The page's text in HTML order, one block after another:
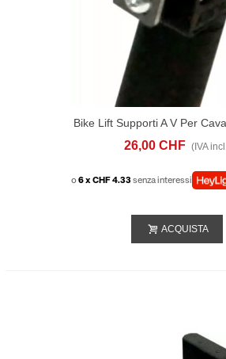
Bike Lift Supporti A V Per
Ice
26,00 CHF (IVA
o6 x CHF 4.33senza interessi
ACQUISTA